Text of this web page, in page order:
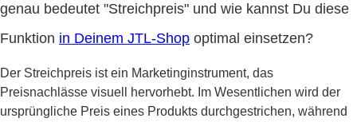
genau bedeutet "Streichpreis" und wie kannst Du diese
Funktion in Deinem JTL-Shop optimal einsetzen?
Der Streichpreis ist ein Marketinginstrument, das
Preisnachlässe visuell hervorhebt. Im Wesentlichen wird der
ursprüngliche Preis eines Produkts durchgestrichen, während